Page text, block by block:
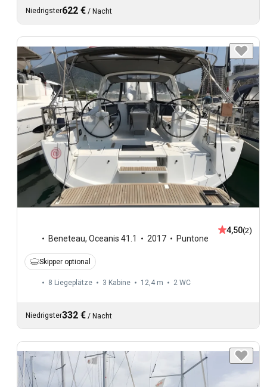
Niedrigster622 € / Nacht
Beneteau, Oceanis 41.1 2017 Puntone
4,50(2)
Skipper optional
8 Liegeplätze 3 Kabine 12,4 m 2 WC
Niedrigster332 € / Nacht